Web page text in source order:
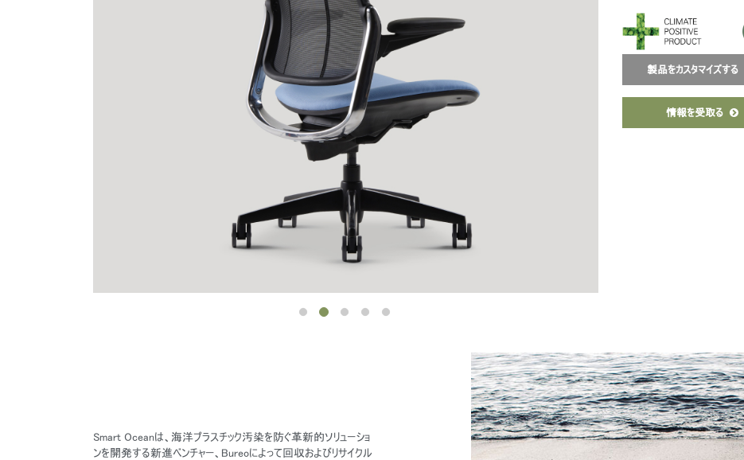
製品をカスタマイズする
情報を受取る
Smart Oceanは、海洋プラスチック汚染を防ぐ革新的ソリューショ
ンを開発する新進ベンチャー、Bureoによって回収およびリサイクル